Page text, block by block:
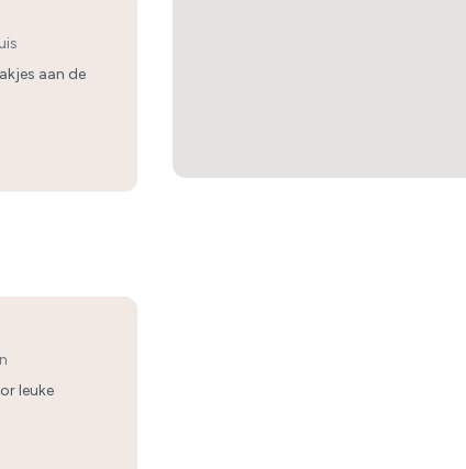
aan de
leuke